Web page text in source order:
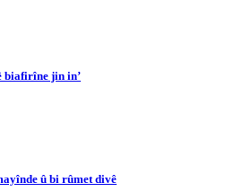
biafirîne jin in’
û bi rûmet divê